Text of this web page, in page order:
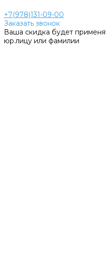
+7(978)131-09-00
Заказать звонок
Ваша скидка будет
юр.лицу или фамилии